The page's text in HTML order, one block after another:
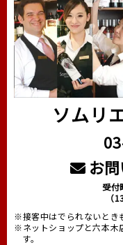
ソムリ
お問
受付
（
※接客中はでられないとき
※ネットショップと六本木
す。